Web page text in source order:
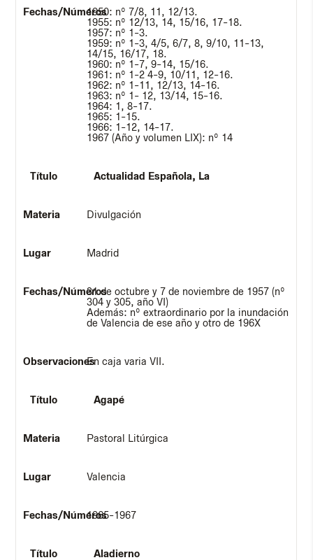
1950: nº 7/8, 11, 12/13.
1955: nº 12/13, 14, 15/16, 17-18.
1957: nº 1-3.
1959: nº 1-3, 4/5, 6/7, 8, 9/10, 11-13,
14/15, 16/17, 18.
1960: nº 1-7, 9-14, 15/16.
1961: nº 1-2 4-9, 10/11, 12-16.
1962: nº 1-11, 12/13, 14-16.
1963: nº 1- 12, 13/14, 15-16.
1964: 1, 8-17.
1965: 1-15.
1966: 1-12, 14-17.
1967 (Año y volumen LIX): nº 14
Actualidad Española, La
Divulgación
Madrid
31 de octubre y 7 de noviembre de 1957 (nº
304 y 305, año VI)
Además: nº extraordinario por la inundación
de Valencia de ese año y otro de 196X
En caja varia VII.
Agapé
Pastoral Litúrgica
Valencia
1965-1967
Aladierno